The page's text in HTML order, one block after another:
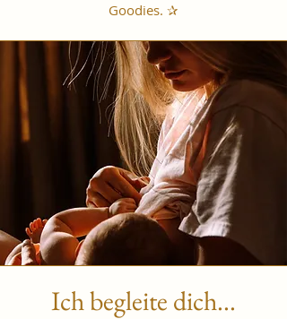
Goodies. ✰
Ich begleite dich...